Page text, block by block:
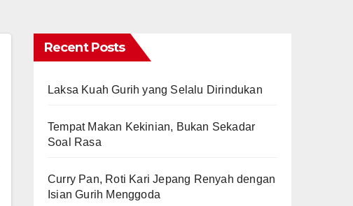
Recent Posts
Laksa Kuah Gurih yang Selalu Dirindukan
Tempat Makan Kekinian, Bukan Sekadar
Soal Rasa
Curry Pan, Roti Kari Jepang Renyah dengan
Isian Gurih Menggoda